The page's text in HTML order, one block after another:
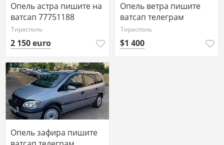
Опель астра пишите на
ватсап 77751188
Тирасполь
2 150 euro
Опель ветра пишите
ватсап телеграм
77751188
Тирасполь
$1 400
3
Опель зафира пишите